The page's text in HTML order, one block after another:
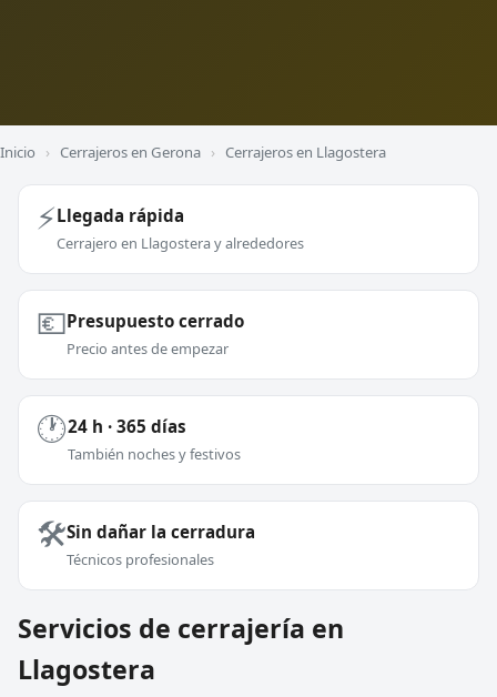
Inicio › Cerrajeros en Gerona › Cerrajeros en Llagostera
⚡Llegada rápida
Cerrajero en Llagostera y alrededores
💶Presupuesto cerrado
Precio antes de empezar
🕐24 h · 365 días
También noches y festivos
🛠️Sin dañar la cerradura
Técnicos profesionales
Servicios de cerrajería en
Llagostera